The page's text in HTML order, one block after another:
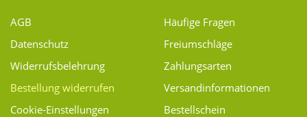
AGB
Datenschutz
Widerrufsbelehrung
Bestellung widerrufen
Cookie-Einstellungen
Häufige Fragen
Freiumschläge
Zahlungsarten
Versand­informationen
Bestellschein